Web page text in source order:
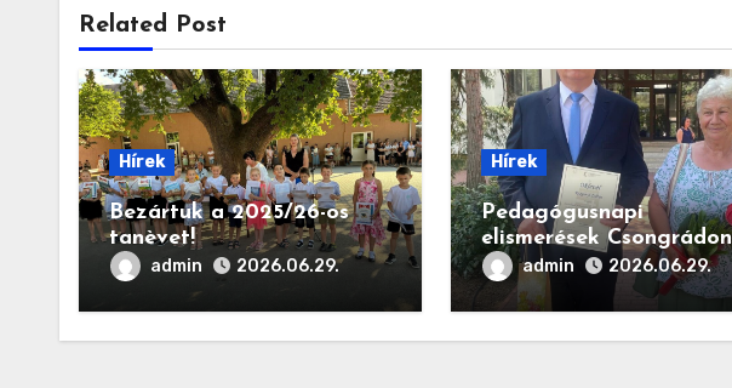
Related Post
Hírek
Bezártuk a 2025/26-os
tanèvet!
admin 2026.06.29.
Hírek
Pedagógusnapi
elismerések Csongrádon
admin 2026.06.29.